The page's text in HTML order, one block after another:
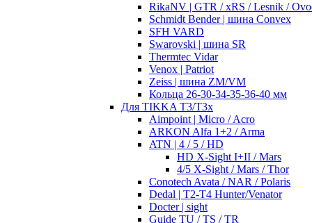
RikaNV | GTR / xRS / Lesnik /
Schmidt Bender | шина Convex
SFH VARD
Swarovski | шина SR
Thermtec Vidar
Venox | Patriot
Zeiss | шина ZM/VM
Кольца 26-30-34-35-36-40 мм
Для TIKKA T3/T3x
Aimpoint | Micro / Acro
ARKON Alfa 1+2 / Arma
ATN | 4 / 5 / HD
HD X-Sight I+II / Mars
4/5 X-Sight / Mars / Thor
Conotech Avata / NAR / Polaris
Dedal | T2-T4 Hunter/Venator
Docter | sight
Guide TU / TS / TR